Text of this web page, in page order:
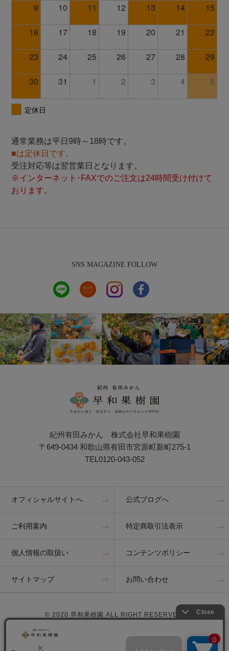
通常業務は平日9時～18時です。
■は定休日です。
受注対応等は翌営業日となります。
※インターネット･FAXでのご注文は24時間受け付けて
おります。
SNS MAGAZINE FOLLOW
紀州有田みかん 株式会社早和果樹園
〒649-0434 和歌山県有田市宮原町新町275-1
TEL0120-043-052
オフィシャルサイトへ 公式ブログへ
ご利用案内 特定商取引法表示
個人情報の取扱い コンテンツポリシー
サイトマップ お問い合わせ
© 2020 早和果樹園 ALL RIGHT RESERVED.